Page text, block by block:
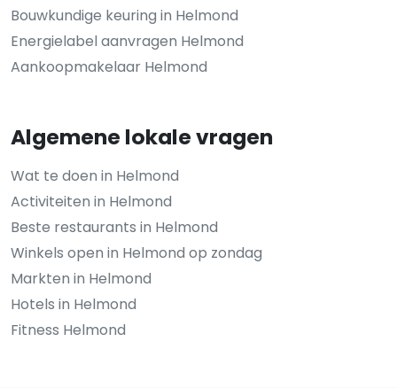
Bouwkundige keuring in Helmond
Energielabel aanvragen Helmond
Aankoopmakelaar Helmond
Algemene lokale vragen
Wat te doen in Helmond
Activiteiten in Helmond
Beste restaurants in Helmond
Winkels open in Helmond op zondag
Markten in Helmond
Hotels in Helmond
Fitness Helmond